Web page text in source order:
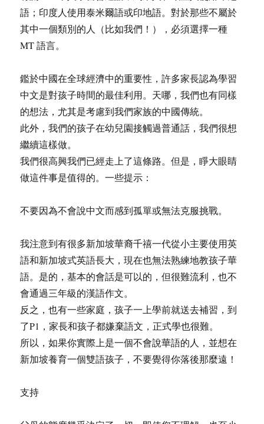
語；印度人使用泰米爾語或印地語。對於那些不屬於
其中一個類別的人（比如我們！），必須選擇一種
MT 語言。
鑑於中國在全球經濟中的重要性，許多家長認為學習
中文是對孩子時間的最佳利用。天哪，我們也有同樣
的想法，尤其是考慮到我們家族的中國傳統。
此外，我們的孩子在幼兒園接觸過普通話，我們很想
繼續這樣做。
我們很高興我們已經走上了這條路。但是，睜大眼睛
做這件事是值得的。一些提示：
不要因為不會說中文而感到孤單或無法克服挑戰。
我注意到有很多新加坡華裔千禧一代從小主要使用英
語和新加坡式英語長大，現在也無法熟練地教孩子華
語。是的，基本的會話是可以的，但很難流利，也不
會通過三年級的漢語作文。
反之，也有一些家庭，孩子一上學前就送去補習，到
了P1，家長和孩子都嫌棄語文，正式學也很難。
所以，如果你實際上是一個不會說華語的人，並想在
新加坡養育一個雙語孩子，不要覺得你落後那麼遠！
支持